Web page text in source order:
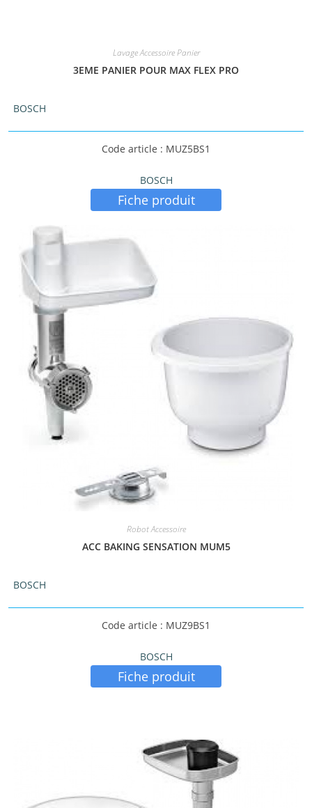
Lavage Accessoire Panier
3EME PANIER POUR MAX FLEX PRO
BOSCH
Code article : MUZ5BS1
BOSCH
Fiche produit
Robot Accessoire
ACC BAKING SENSATION MUM5
BOSCH
Code article : MUZ9BS1
BOSCH
Fiche produit